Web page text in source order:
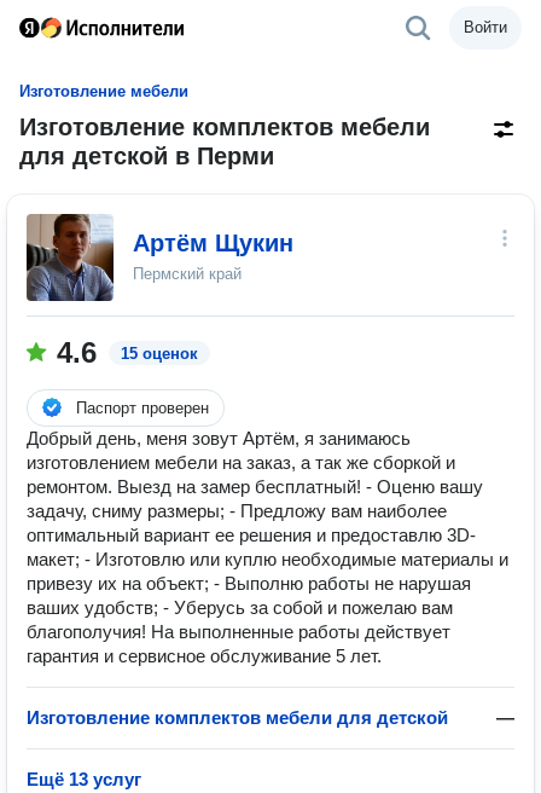
Войти
Изготовление мебели
Изготовление комплектов мебели
для детской в Перми
Артём Щукин
Пермский край
4.6 15 оценок
Паспорт проверен
Добрый день, меня зовут Артём, я занимаюсь
изготовлением мебели на заказ, а так же сборкой и
ремонтом. Выезд на замер бесплатный! - Оценю вашу
задачу, сниму размеры; - Предложу вам наиболее
оптимальный вариант ее решения и предоставлю 3D-
макет; - Изготовлю или куплю необходимые материалы и
привезу их на объект; - Выполню работы не нарушая
ваших удобств; - Уберусь за собой и пожелаю вам
благополучия! На выполненные работы действует
гарантия и сервисное обслуживание 5 лет.
Изготовление комплектов мебели для детской —
Ещё 13 услуг